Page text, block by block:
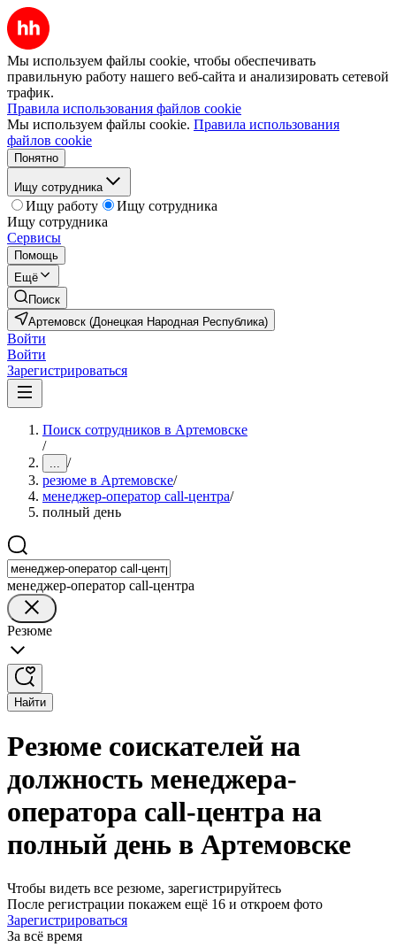
Мы используем файлы cookie, чтобы обеспечивать
правильную работу нашего веб-сайта и анализировать сетевой
трафик.
Правила использования файлов cookie
Мы используем файлы cookie. Правила использования
файлов cookie
Понятно
Ищу сотрудника
Ищу работу
Ищу сотрудника
Ищу сотрудника
Сервисы
Помощь
Ещё
Поиск
Артемовск (Донецкая Народная Республика)
Войти
Войти
Зарегистрироваться
Поиск сотрудников в Артемовске
/
... /
резюме в Артемовске/
менеджер-оператор call-центра/
полный день
менеджер-оператор call-центра
Резюме
Найти
Резюме соискателей на
должность менеджера-
оператора call-центра на
полный день в Артемовске
Чтобы видеть все резюме, зарегистрируйтесь
После регистрации покажем ещё 16 и откроем фото
Зарегистрироваться
За всё время